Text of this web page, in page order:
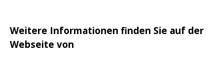
Weitere Informationen finden Sie auf der
Webseite von